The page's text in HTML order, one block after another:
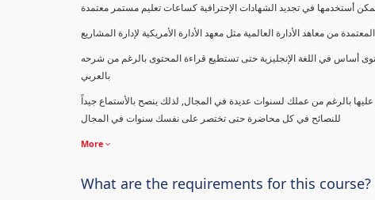
أستخدمها في تجديد الشهادات الإحترافية كساعات تعليم مستمر معتمدة
معاهد الأدارة العالمية مثل معهد الأدارة الأمريكية لإدارة المشاريع
أساس في اللغة الإنجليزية حتى تستطيع قراءة المحتوى بالرغم من شرحه
بالعربي
بالرغم من عملك لسنوات عديدة في المجال, لذلك ينصح بالأستماع جيداً
للنصائح في كل محاضرة حتى تختصر على نفسك سنوات في المجال
More
What are the requirements for this course?